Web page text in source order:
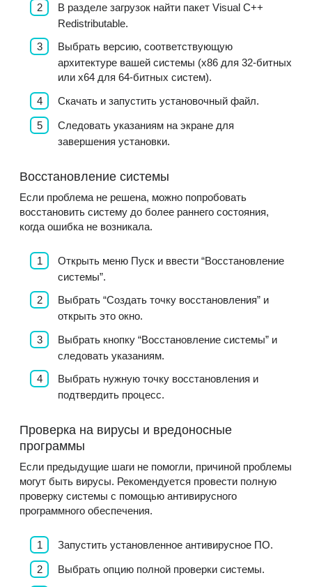
В разделе загрузок найти пакет Visual C++
Redistributable.
Выбрать версию, соответствующую
архитектуре вашей системы (x86 для 32-битных
или x64 для 64-битных систем).
Скачать и запустить установочный файл.
Следовать указаниям на экране для
завершения установки.
Восстановление системы
Если проблема не решена, можно попробовать
восстановить систему до более раннего состояния,
когда ошибка не возникала.
Открыть меню Пуск и ввести “Восстановление
системы”.
Выбрать “Создать точку восстановления” и
открыть это окно.
Выбрать кнопку “Восстановление системы” и
следовать указаниям.
Выбрать нужную точку восстановления и
подтвердить процесс.
Проверка на вирусы и вредоносные
программы
Если предыдущие шаги не помогли, причиной проблемы
могут быть вирусы. Рекомендуется провести полную
проверку системы с помощью антивирусного
программного обеспечения.
Запустить установленное антивирусное ПО.
Выбрать опцию полной проверки системы.